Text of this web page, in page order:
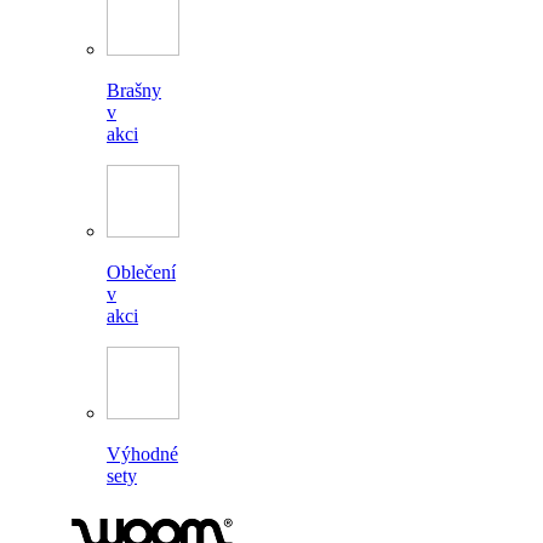
Brašny
v
akci
Oblečení
v
akci
Výhodné
sety